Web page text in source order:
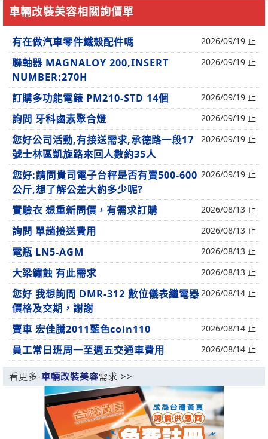
車輛改裝美容相關詢價單
有在做汽車零件鐵殼配件嗎 2026/09/19 止
聯軸器 MAGNALOY 200,INSERT
NUMBER:270H
2026/09/19 止
訂購多功能電錶 PM210-STD 14個 2026/09/19 止
詢問 牙科鹵素聚合燈 2026/09/19 止
您好公司活動,有接送需求,承德路一段17
號士林區凱旋路來回人數約35人
2026/09/19 止
您好:請問貴司電子台秤是否有賣500-600
公斤,想了解公差大約多少呢?
2026/09/19 止
實驗衣 想重新問價，有需求訂購 2026/08/13 止
詢問 單趟接送費用 2026/08/13 止
電瓶 LN5-AGM 2026/08/13 止
大梁鏽蝕 有此需求 2026/08/13 止
您好 我想詢問 DMR-312 數位儀表繼電器
價格及交期，謝謝
2026/08/14 止
賣車 宏佳騰2011藍色coin110 2026/08/14 止
員工常日班周一至週五交通車費用 2026/08/14 止
看更多-車輛改裝美容需求 >>